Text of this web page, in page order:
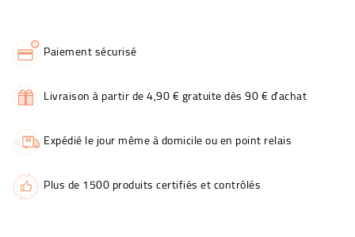
Paiement sécurisé
Livraison à partir de 4,90 € gratuite dès 90 € d'achat
Expédié le jour même à domicile ou en point relais
Plus de 1500 produits certifiés et contrôlés